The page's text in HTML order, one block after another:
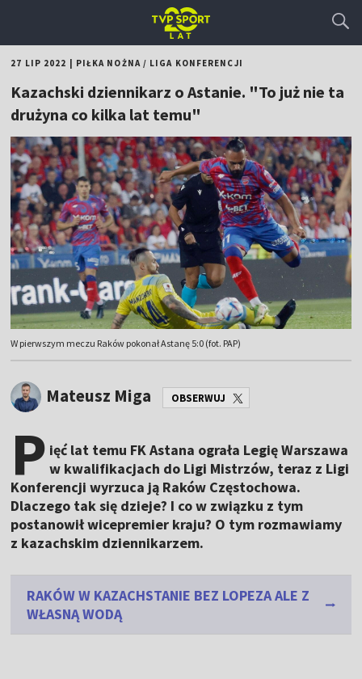
27 LIP 2022 PIŁKA NOŻNA/ LIGA KONFERENCJI
Kazachski dziennikarz o Astanie. "To już nie ta
drużyna co kilka lat temu"
W pierwszym meczu Raków pokonał Astanę 5:0 (fot. PAP)
Mateusz Miga OBSERWUJ
P ięć lat temu FK Astana ograła Legię Warszawa
w kwalifikacjach do Ligi Mistrzów, teraz z Ligi
Konferencji wyrzuca ją Raków Częstochowa.
Dlaczego tak się dzieje? I co w związku z tym
postanowił wicepremier kraju? O tym rozmawiamy
z kazachskim dziennikarzem.
RAKÓW W KAZACHSTANIE BEZ LOPEZA ALE Z
WŁASNĄ WODĄ